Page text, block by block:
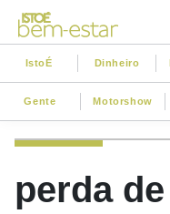
IstoÉ Dinheiro
Gente Motorshow
perda